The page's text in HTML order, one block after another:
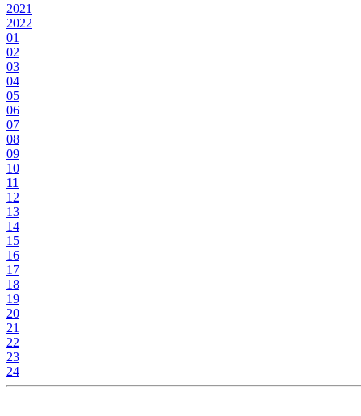
2021
2022
01
02
03
04
05
06
07
08
09
10
11
12
13
14
15
16
17
18
19
20
21
22
23
24